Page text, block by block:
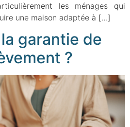
les ménages qui
une maison adaptée à […]
garantie de
?